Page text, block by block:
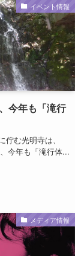
イベント情報
今年も「滝行
む光明寺は、
今年も「滝行体...
メディア情報